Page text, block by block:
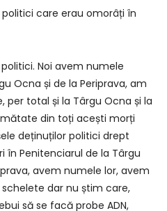
politici care erau omorâți în
Noi avem numele
Ocna și de la Periprava, am
per total și la Târgu Ocna și la
din toți acești morți
deținuților politici drept
în Penitenciarul de la Târgu
avem numele lor, avem
dar nu știm care,
să se facă probe ADN,